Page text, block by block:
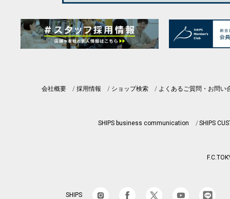
会社概要 採用情報 ショップ検索 よくあるご質問・お問い
SHIPS business communication SHIPS
SHIPS